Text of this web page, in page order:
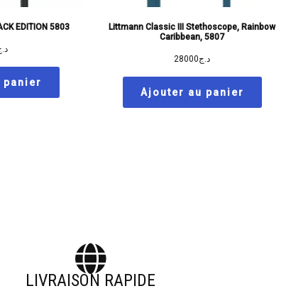
EDITION 5803
panier
Littmann Classic III Stethoscope, Rainbow
Caribbean, 5807
د.ج28000
Ajouter au panier
LIVRAISON RAPIDE